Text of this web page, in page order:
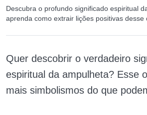
Descubra o profundo significado espiritual
aprenda como extrair lições positivas desse
Quer descobrir o verdadeiro
espiritual da ampulheta? Esse
mais simbolismos do que